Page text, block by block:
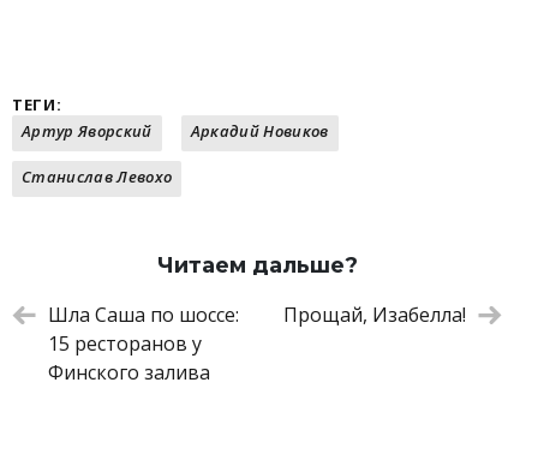
ТЕГИ:
Артур Яворский
Аркадий Новиков
Станислав Левохо
Читаем дальше?
Шла Саша по шоссе:
15 ресторанов у
Финского залива
Прощай, Изабелла!